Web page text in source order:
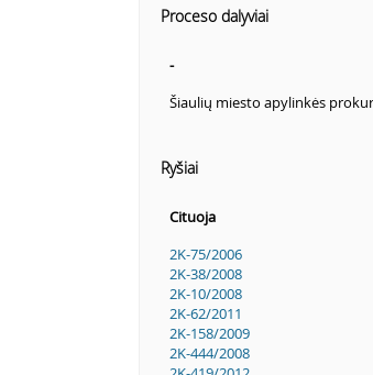
Proceso dalyviai
-
Šiaulių miesto apylinkės
Ryšiai
Cituoja
2K-75/2006
2K-38/2008
2K-10/2008
2K-62/2011
2K-158/2009
2K-444/2008